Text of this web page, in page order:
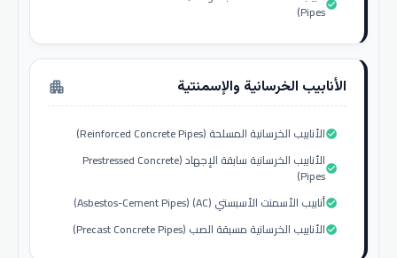
Pipes)check_circle
الأنابيب الخرسانية والإسمنتية apartment
الأنابيب الخرسانية المسلحة (Reinforced Concrete Pipes)check_circle
الأنابيب الخرسانية سابقة الإجهاد (Prestressed Concrete
Pipes)check_circle
أنابيب الأسمنت الأسبستي (AC) (Asbestos-Cement Pipes)check_circle
الأنابيب الخرسانية مسبقة الصب (Precast Concrete Pipes)check_circle